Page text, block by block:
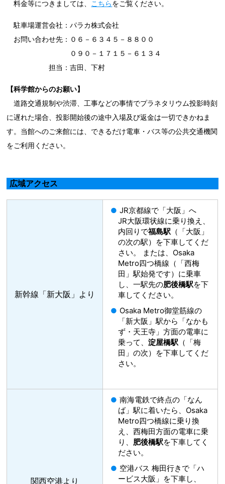
料金等につきましては、 こちらをご覧ください。
駐車場運営会社：パラカ株式会社
お問い合わせ先：０６－６３４５－８８００
０９０－１７１５－６１３４
担当：吉田、下村
【科学館からのお願い】
道路交通規制や渋滞、工事などの事情でプラネタリウム投影時刻
に遅れた場合、投影開始後の途中入場及び返金は一切できかねま
す。当館へのご来館には、できるだけ電車・バス等の公共交通機関
をご利用ください。
広域アクセス
新幹線「新大阪」より
JR京都線で「大阪」へ
JR大阪環状線に乗り換え、
内回りで福島駅 （「大阪」
の次の駅）を下車してくだ
さい。 または、Osaka
Metro四つ橋線（「西梅
田」駅始発です）に乗車
し、一駅先の肥後橋駅を下
車してください。
Osaka Metro御堂筋線の
「新大阪」駅から「なかも
ず・天王寺」方面の電車に
乗って、淀屋橋駅 （「梅
田」の次）を下車してくだ
さい。
関西空港より
南海電鉄で終点の「なん
ば」駅に着いたら、Osaka
Metro四つ橋線に乗り換
え、西梅田方面の電車に乗
り、 肥後橋駅を下車してく
ださい。
空港バス 梅田行きで「ハ
ービス大阪」を下車し、